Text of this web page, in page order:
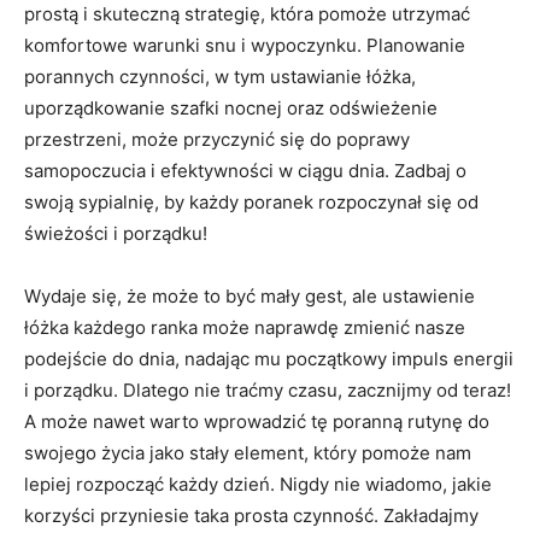
prostą i skuteczną strategię,​ która pomoże utrzymać
komfortowe warunki snu i⁤ wypoczynku. Planowanie
porannych​ czynności, w tym ustawianie łóżka,
‍uporządkowanie szafki nocnej oraz odświeżenie
przestrzeni, może przyczynić się do poprawy
samopoczucia i efektywności w ciągu ⁣dnia. Zadbaj o
swoją sypialnię, by każdy‍ poranek rozpoczynał ‍się od
świeżości i porządku!
Wydaje się, że ⁣może ‍to być mały gest, ale ustawienie
łóżka każdego ranka może naprawdę zmienić nasze
podejście ⁢do dnia, nadając ‍mu początkowy impuls‌ energii
i ​porządku. Dlatego nie traćmy czasu, zacznijmy ⁢od teraz!
A ⁤może nawet warto⁤ wprowadzić tę poranną rutynę do
⁤swojego życia jako‍ stały element, który ⁤pomoże nam
lepiej rozpocząć każdy ​dzień. Nigdy⁢ nie wiadomo, jakie‌
korzyści przyniesie taka prosta czynność. Zakładajmy